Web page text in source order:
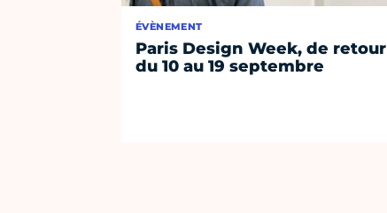
ÉVÈNEMENT
Paris Design Week, de retour
du 10 au 19 septembre